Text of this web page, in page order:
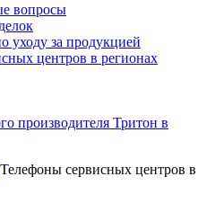
вопросы
уходу за продукцией
центров в регионах
производителя Тритон в
Телефоны сервисных центров в